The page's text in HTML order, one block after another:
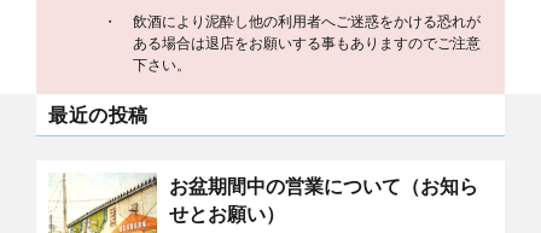
飲酒により泥酔し他の利用者へご迷惑をかける恐れが
ある場合は退店をお願いする事もありますのでご注意
下さい。
最近の投稿
お盆期間中の営業について（お知ら
せとお願い）